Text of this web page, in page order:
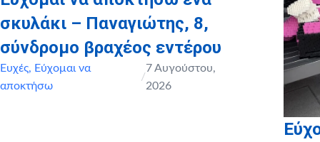
σκυλάκι – Παναγιώτης, 8,
σύνδρομο βραχέος εντέρου
Ευχές, Εύχομαι να
αποκτήσω
/
7 Αυγούστου,
2026